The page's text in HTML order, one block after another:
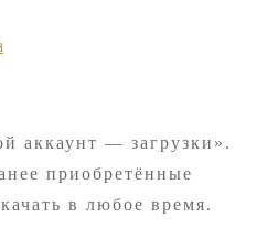
аккаунт — загрузки».
приобретённые
в любое время.